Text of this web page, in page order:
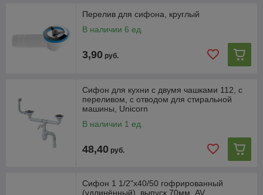
Перелив для сифона, круглый
В наличии 6 ед.
3,90 руб.
Сифон для кухни с двумя чашками 112, с
переливом, с отводом для стиральной
машины, Unicorn
В наличии 1 ед.
48,40 руб.
Сифон 1 1/2"х40/50 гофрированный
(удлинённый), выпуск 70мм, AV